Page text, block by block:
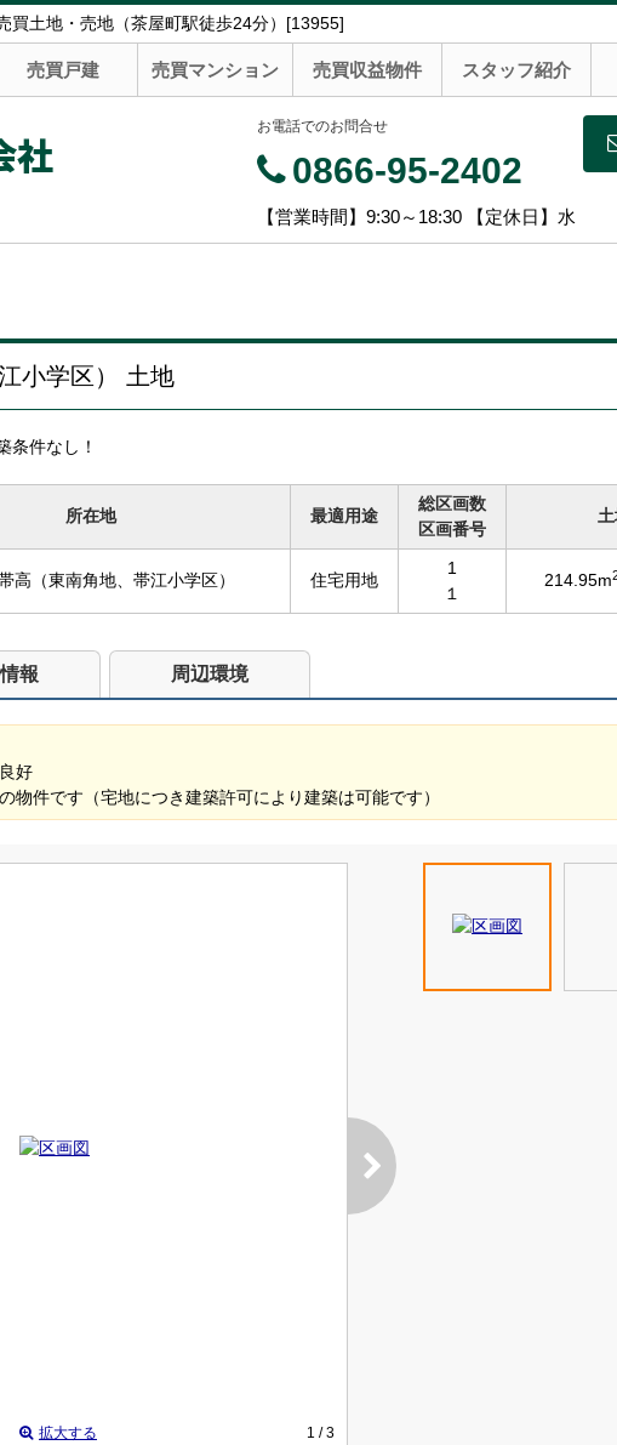
買土地・売地（茶屋町駅徒歩24分）[13955]
売買戸建 売買マンション 売買収益物件 スタッフ紹介
社
お電話でのお問合せ
0866-95-2402
【営業時間】9:30～18:30 【定休日】水
小学区） 土地
条件なし！
所在地 最適用途
総区画数
区画番号
高（東南角地、帯江小学区） 住宅用地
1
１
214.95m
報 周辺環境
好
物件です（宅地につき建築許可により建築は可能です）
拡大する 1 / 3